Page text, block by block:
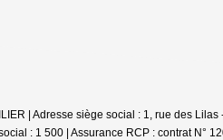
| Adresse siège social : 1, rue des
: 1 500 | Assurance RCP : contrat N°